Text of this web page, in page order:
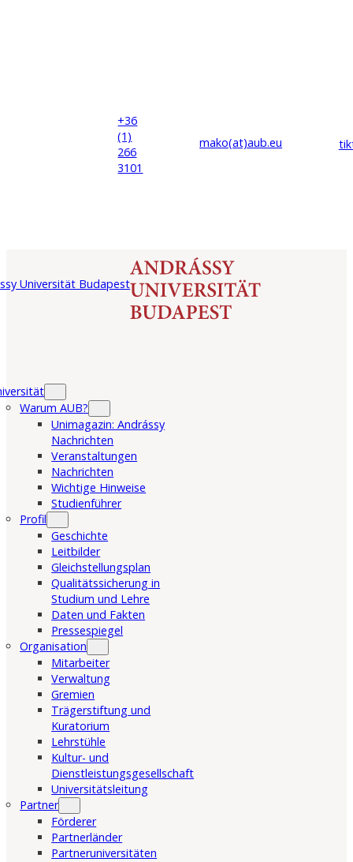
+36
(1)
266
3101
mako(at)aub.eu
Warum AUB?
Unimagazin: Andrássy
Nachrichten
Veranstaltungen
Nachrichten
Wichtige Hinweise
Studienführer
Profil
Geschichte
Leitbilder
Gleichstellungsplan
Qualitätssicherung in
Studium und Lehre
Daten und Fakten
Pressespiegel
Organisation
Mitarbeiter
Verwaltung
Gremien
Trägerstiftung und
Kuratorium
Lehrstühle
Kultur- und
Dienstleistungsgesellschaft
Universitätsleitung
Partner
Förderer
Partnerländer
Partneruniversitäten